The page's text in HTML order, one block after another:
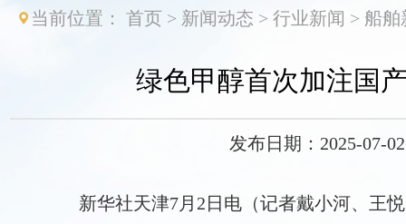
当前位置：首页 > 新闻动态 >行业新闻 > 船舶
绿色甲醇首次加注国
发布日期：2025-07-
新华社天津7月2日电（记者戴小河、王